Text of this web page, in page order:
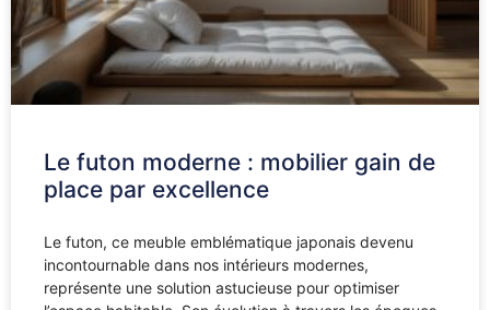
Le futon moderne : mobilier gain de
place par excellence
Le futon, ce meuble emblématique japonais devenu
incontournable dans nos intérieurs modernes,
représente une solution astucieuse pour optimiser